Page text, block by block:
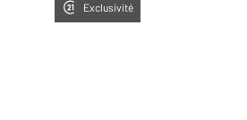
Exclusivité